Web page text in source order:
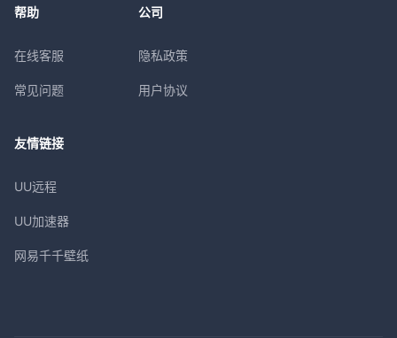
帮助
在线客服
常见问题
公司
隐私政策
用户协议
友情链接
UU远程
UU加速器
网易千千壁纸